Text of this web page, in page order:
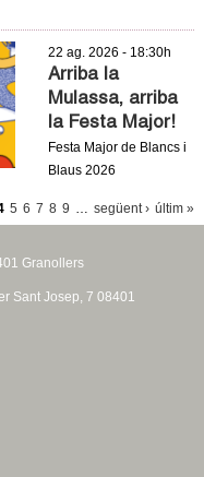
22 ag. 2026 - 18:30h
Arriba la
Mulassa, arriba
la Festa Major!
Festa Major de Blancs i
Blaus 2026
5 6 7 8 9 … següent › últim »
Granollers
Sant Josep, 7 08401